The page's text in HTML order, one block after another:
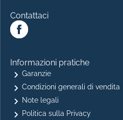
Contattaci
Informazioni pratiche
Garanzie
Condizioni generali di vendita
Note legali
Politica sulla Privacy